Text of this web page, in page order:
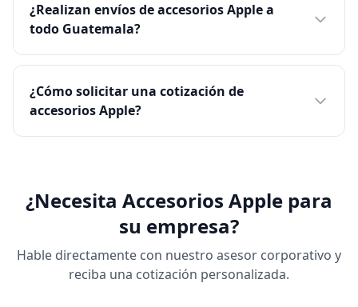
¿Realizan envíos de accesorios Apple a
todo Guatemala?
¿Cómo solicitar una cotización de
accesorios Apple?
¿Necesita Accesorios Apple para
su empresa?
Hable directamente con nuestro asesor corporativo y
reciba una cotización personalizada.